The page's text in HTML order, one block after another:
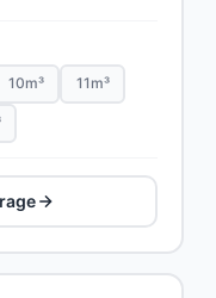
10m³ 11m³